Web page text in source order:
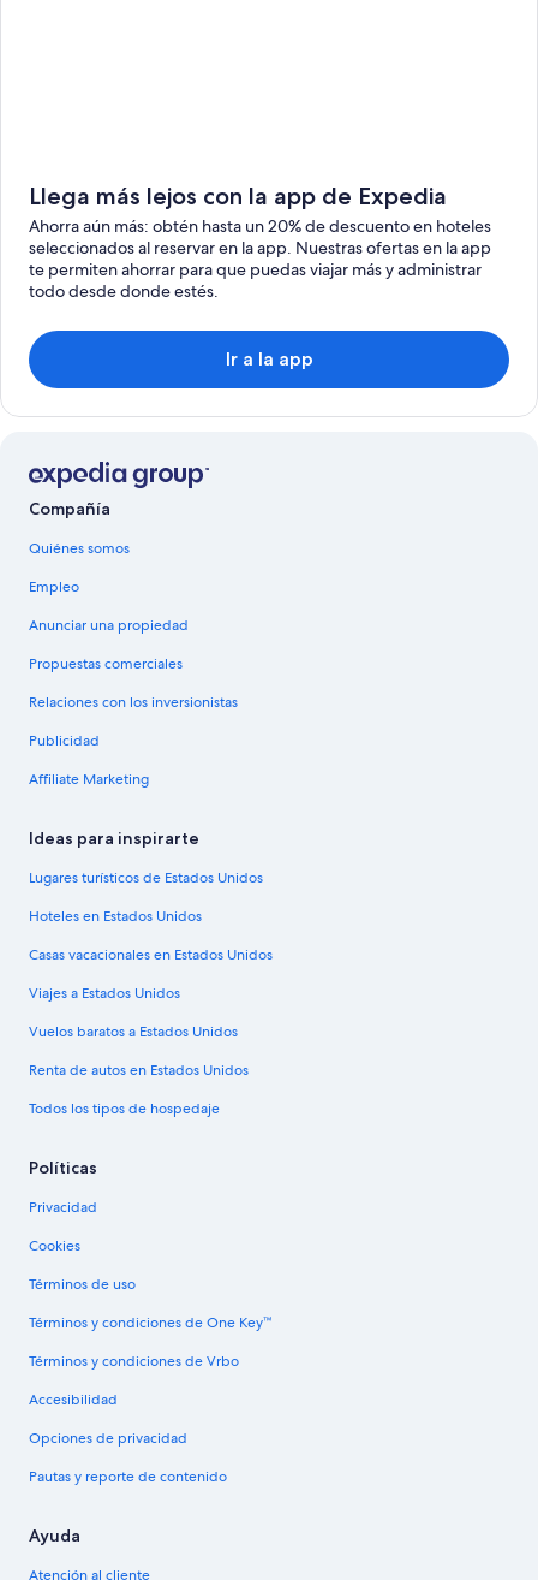
Llega más lejos con la app de Expedia
Ahorra aún más: obtén hasta un 20% de descuento en hoteles
seleccionados al reservar en la app. Nuestras ofertas en la app
te permiten ahorrar para que puedas viajar más y administrar
todo desde donde estés.
Ir a la app
Compañía
Quiénes somos
Empleo
Anunciar una propiedad
Propuestas comerciales
Relaciones con los inversionistas
Publicidad
Affiliate Marketing
Ideas para inspirarte
Lugares turísticos de Estados Unidos
Hoteles en Estados Unidos
Casas vacacionales en Estados Unidos
Viajes a Estados Unidos
Vuelos baratos a Estados Unidos
Renta de autos en Estados Unidos
Todos los tipos de hospedaje
Políticas
Privacidad
Cookies
Términos de uso
Términos y condiciones de One Key™
Términos y condiciones de Vrbo
Accesibilidad
Opciones de privacidad
Pautas y reporte de contenido
Ayuda
Atención al cliente